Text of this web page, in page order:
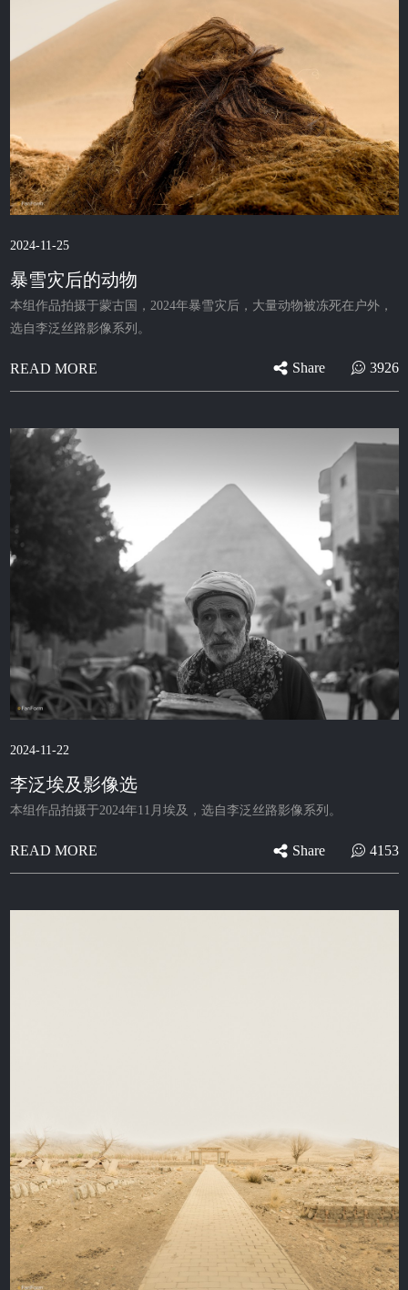
2024-11-25
暴雪灾后的动物
本组作品拍摄于蒙古国，2024年暴雪灾后，大量动物被冻死在户外，
选自李泛丝路影像系列。
READ MORE Share 3926
2024-11-22
李泛埃及影像选
本组作品拍摄于2024年11月埃及，选自李泛丝路影像系列。
READ MORE Share 4153